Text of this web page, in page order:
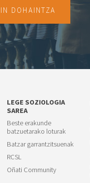
DOHAINTZA
LEGE SOZIOLOGIA
SAREA
Beste erakunde
batzuetarako loturak
Batzar garrantzitsuenak
RCSL
Oñati Community